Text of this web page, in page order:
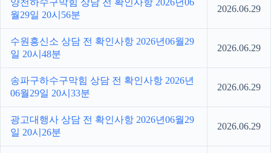
양천하수구막힘 상담 전 확인사항 2026년06
월29일 20시56분
2026.06.29
수원흥신소 상담 전 확인사항 2026년06월29
일 20시48분
2026.06.29
송파구하수구막힘 상담 전 확인사항 2026년
06월29일 20시33분
2026.06.29
광고대행사 상담 전 확인사항 2026년06월29
일 20시26분
2026.06.29